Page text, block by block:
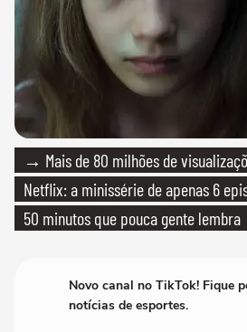
→ Mais de 80 milhões de
Netflix: a minissérie de apenas 6
50 minutos que pouca gente lembra
Novo canal no TikTok! Fique
notícias de esportes.